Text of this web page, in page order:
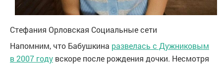
Стефания Орловская Социальные сети
Напомним, что Бабушкина развелась с Дужниковым
в 2007 году вскоре после рождения дочки. Несмотря